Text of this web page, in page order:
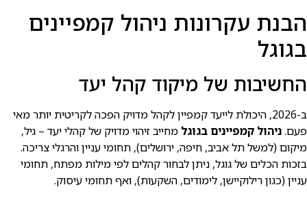
הבנת עקרונות ניהול קמפיינים
בגוגל
החשיבות של מיקוד קהל יעד
ב-2026, היכולת לייעד קמפיין לקהל מדויק הפכה לקריטית יותר מאי
פעם.ניהול קמפיינים בגוגל מחייב זיהוי מדויק של קהלי יעד – גיל,
מיקום (למשל תל אביב, חיפה, ירושלים), תחומי עניין והרגלי צריכה.
בזכות הכלים של גוגל, ניתן לבחור קהלים לפי מילות מפתח, תחומי
עניין (כגון רילוקיישן, לימודים, השקעות), ואף תחומי עיסוק.